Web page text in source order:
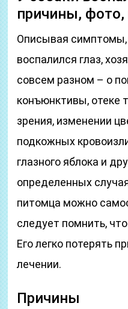
причины,
Описывая симптомы,
воспалился глаз,
совсем разном – о
конъюнктивы, отеке
зрения, изменении
подкожных
глазного яблока и
определенных
питомца можно
следует помнить,
Его легко потерять
лечении.
Причины